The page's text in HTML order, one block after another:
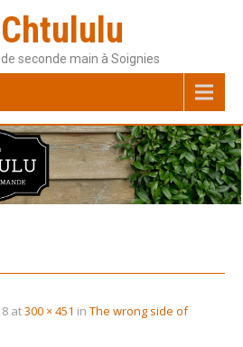
seconde main à Soignies
at300 × 451 in The wrong side of